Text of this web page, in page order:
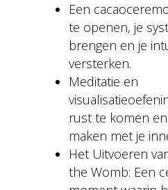
Een
te openen, je
brengen en je
versterken.
Meditatie en
rust te komen
maken met je
Het Uitvoeren
the Womb: Een